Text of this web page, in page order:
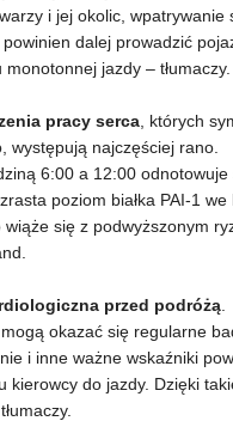
i jej okolic,
dalej prowadzić
jazdy – tłumaczy.
pracy serca , których
występują najczęściej rano.
6:00 a 12:00
poziom białka PAI-1
wiąże się z podwyższonym
przed podróżą
okazać się regularne
i inne ważne wskaźniki
kierowcy do jazdy. Dzięki